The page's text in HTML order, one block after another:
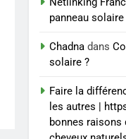
panneau solaire
Chadna dans
solaire ?
Faire la
les autres |
bonnes raisons